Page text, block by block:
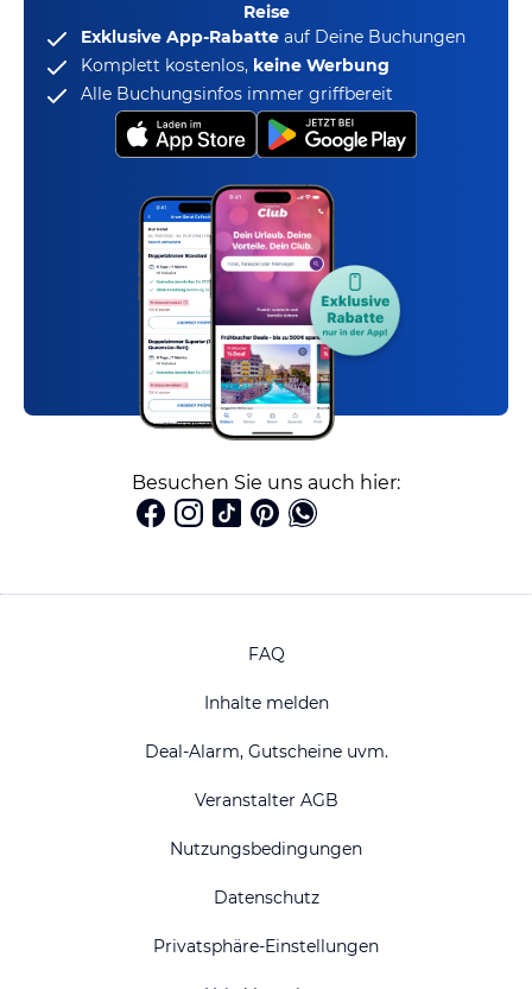
Reise
Exklusive App-Rabatte auf Deine Buchungen
Komplett kostenlos, keine Werbung
Alle Buchungsinfos immer griffbereit
Besuchen Sie uns auch hier:
FAQ
Inhalte melden
Deal-Alarm, Gutscheine uvm.
Veranstalter AGB
Nutzungsbedingungen
Datenschutz
Privatsphäre-Einstellungen